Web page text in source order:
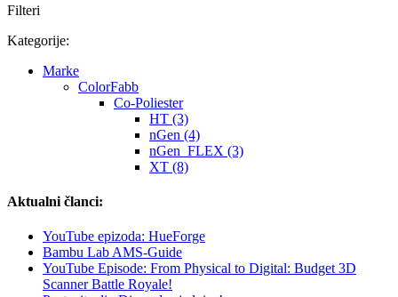
Filteri
Kategorije:
Marke
ColorFabb
Co-Poliester
HT (3)
nGen (4)
nGen_FLEX (3)
XT (8)
Aktualni članci:
YouTube epizoda: HueForge
Bambu Lab AMS-Guide
YouTube Episode: From Physical to Digital: Budget 3D
Scanner Battle Royale!